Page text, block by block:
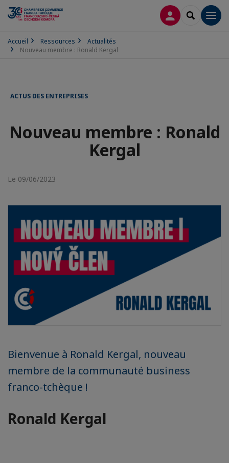
CONNEXION
Accueil Ressources
Actualités
Nouveau membre : Ronald Kergal
ACTUS DES ENTREPRISES
Nouveau membre : Ronald
Kergal
Le 09/06/2023
Bienvenue à Ronald Kergal, nouveau
membre de la communauté business
franco-tchèque !
Ronald Kergal